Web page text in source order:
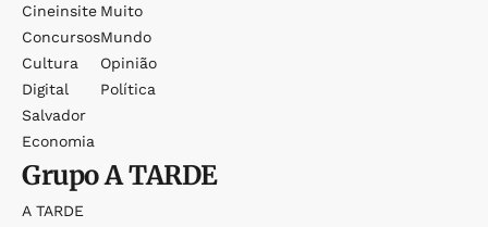
Cineinsite
Concursos
Cultura
Digital
Salvador
Economia
Muito
Mundo
Opinião
Política
GrupoA TARDE
A TARDE